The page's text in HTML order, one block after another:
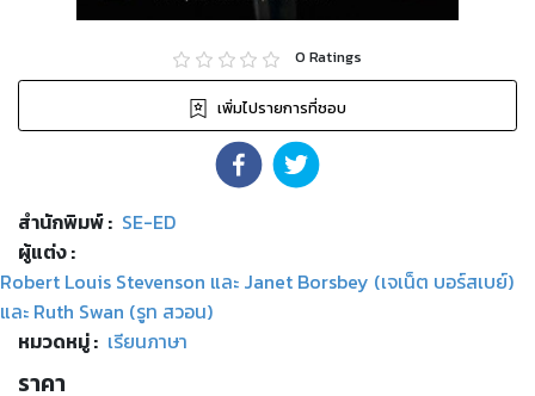
0 Ratings
เพิ่มไปรายการที่ชอบ
สำนักพิมพ์: SE-ED
ผู้แต่ง :
Robert Louis Stevenson และ Janet Borsbey (เจเน็ต บอร์สเบย์)
และ Ruth Swan (รูท สวอน)
หมวดหมู่: เรียนภาษา
ราคา